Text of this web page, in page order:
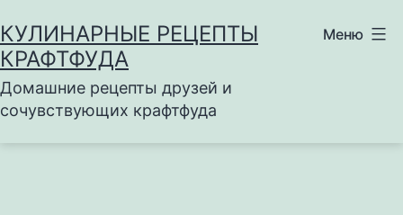
к
содержимому
КУЛИНАРНЫЕ РЕЦЕПТЫ
КРАФТФУДА
Домашние рецепты друзей и
сочувствующих крафтфуда
Меню